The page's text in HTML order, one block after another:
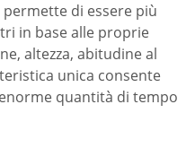
di essere più
in base alle proprie
altezza, abitudine al
unica consente
quantità di tempo